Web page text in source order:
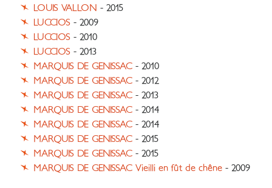
LOUIS VALLON - 2015
LUCCIOS - 2009
LUCCIOS - 2010
LUCCIOS - 2013
MARQUIS DE GENISSAC - 2010
MARQUIS DE GENISSAC - 2012
MARQUIS DE GENISSAC - 2013
MARQUIS DE GENISSAC - 2014
MARQUIS DE GENISSAC - 2014
MARQUIS DE GENISSAC - 2015
MARQUIS DE GENISSAC - 2015
MARQUIS DE GENISSAC Vieilli en fût de chêne - 2009